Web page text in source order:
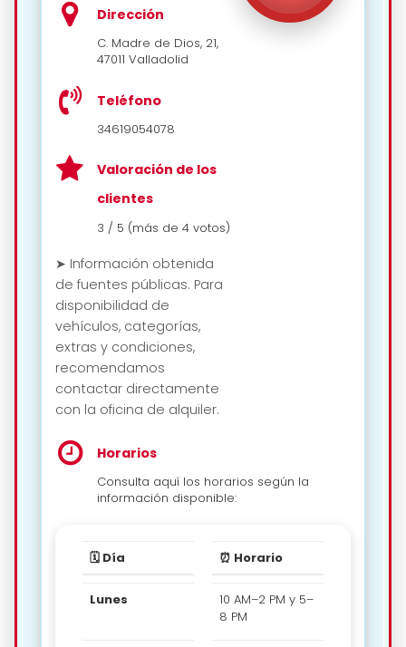
Dirección
C. Madre de Dios, 21,
47011 Valladolid
Teléfono
34619054078
Valoración de los
clientes
3 / 5 (más de 4 votos)
➤ Información obtenida
de fuentes públicas. Para
disponibilidad de
vehículos, categorías,
extras y condiciones,
recomendamos
contactar directamente
con la oficina de alquiler.
Horarios
Consulta aquí los horarios según la
información disponible:
🗓️ Día ⏰ Horario
Lunes
10 AM–2 PM y 5–
8 PM